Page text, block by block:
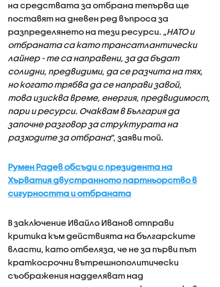
на средствата за отбрана тепърва ще
поставят на дневен ред въпроса за
разпределянето на тези ресурси. „НАТО и
отбраната са като трансатлантически
лайнер - те са направени, за да бъдат
солидни, предвидими, да се разчита на тях,
но когато трябва да се направи завой,
това изисква време, енергия, предвидимост,
пари и ресурси. Очаквам в България да
започне разговор за структурата на
разходите за отбрана“, заяви той.
Румен Радев обсъди с президента на
Хърватия двустранното партньорство в
сигурността и отбраната
В заключение Ивайло Иванов отправи
критика към действията на българските
власти, като отбеляза, че не за първи път
краткосрочни вътрешнополитически
съображения надделяват над